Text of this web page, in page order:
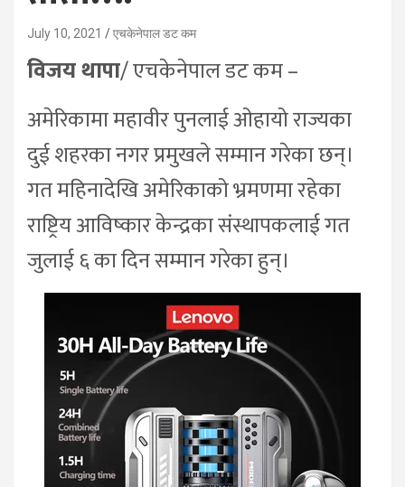
July 10, 2021 एचकेनेपाल डट कम
विजय थापा/ एचकेनेपाल डट कम –
अमेरिकामा महावीर पुनलाई ओहायो राज्यका
दुई शहरका नगर प्रमुखले सम्मान गरेका छन्।
गत महिनादेखि अमेरिकाको भ्रमणमा रहेका
राष्ट्रिय आविष्कार केन्द्रका संस्थापकलाई गत
जुलाई ६ का दिन सम्मान गरेका हुन्।